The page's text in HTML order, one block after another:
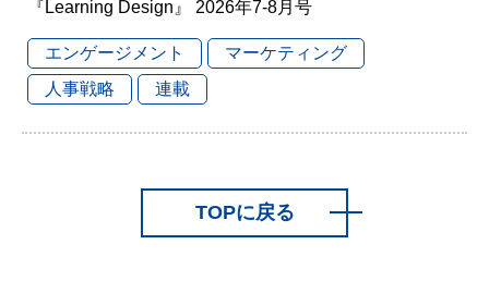
『Learning Design』 2026年7-8月号
エンゲージメント
マーケティング
人事戦略
連載
TOPに戻る